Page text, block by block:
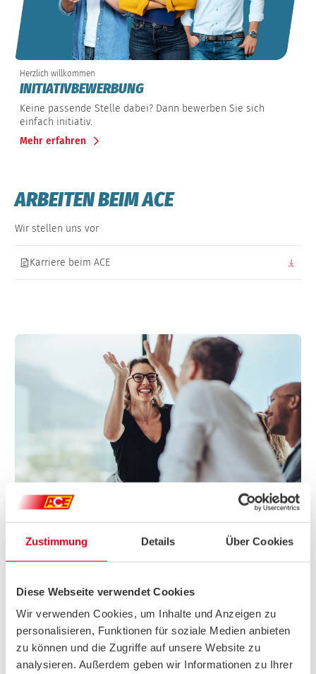
Zustimmung Details Über Cookies
Diese Webseite verwendet Cookies
Wir verwenden Cookies, um Inhalte und Anzeigen zu
personalisieren, Funktionen für soziale Medien anbieten
zu können und die Zugriffe auf unsere Website zu
analysieren. Außerdem geben wir Informationen zu Ihrer
Herzlich willkommen
INITIATIVBEWERBUNG
Keine passende Stelle dabei? Dann bewerben Sie sich
einfach initiativ.
Mehr erfahren
ARBEITEN BEIM ACE
Wir stellen uns vor
Karriere beim ACE
Kununu Bewertungen
WAS MITARBEITENDE ÜBER UNS SAGEN
Du möchtest wissen, wie es wirklich ist, Teil unseres Teams
zu sein? Auf Kununu teilen unsere Mitarbeitenden ihre
Arbeitsweise und Benefits.
Zu den Bewertungen